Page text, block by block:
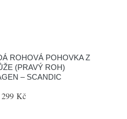
ROHOVÁ POHOVKA Z
(PRAVÝ ROH)
– SCANDIC
299 Kč